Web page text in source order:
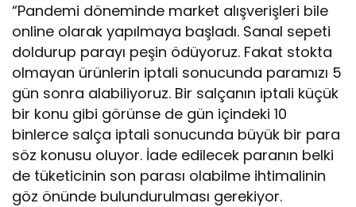
“Pandemi döneminde market alışverişleri bile
online olarak yapılmaya başladı. Sanal sepeti
doldurup parayı peşin ödüyoruz. Fakat stokta
olmayan ürünlerin iptali sonucunda paramızı 5
gün sonra alabiliyoruz. Bir salçanın iptali küçük
bir konu gibi görünse de gün içindeki 10
binlerce salça iptali sonucunda büyük bir para
söz konusu oluyor. İade edilecek paranın belki
de tüketicinin son parası olabilme ihtimalinin
göz önünde bulundurulması gerekiyor.